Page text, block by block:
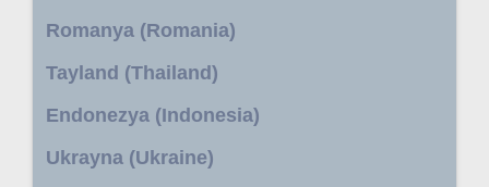
Romanya (Romania)
Tayland (Thailand)
Endonezya (Indonesia)
Ukrayna (Ukraine)